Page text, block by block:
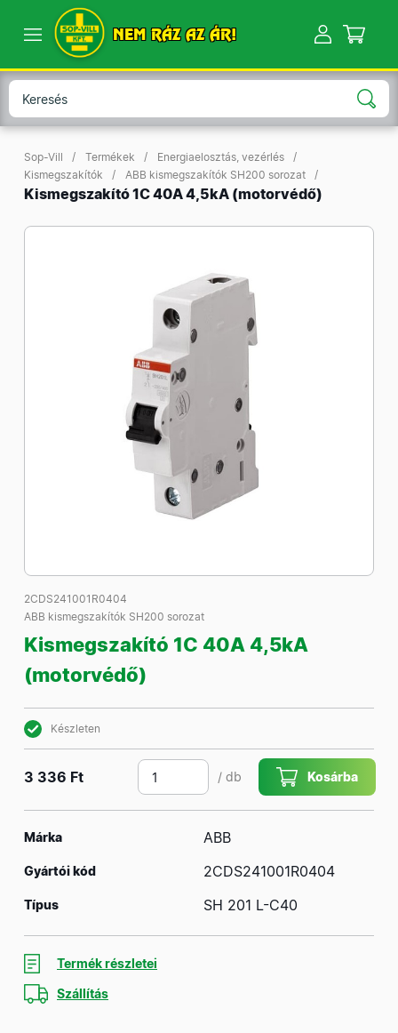
NEM RÁZ AZ ÁR!
Sop-Vill Termékek
Energiaelosztás, vezérlés
Kismegszakítók
ABB kismegszakítók SH200 sorozat
Kismegszakító 1C 40A 4,5kA (motorvédő)
2CDS241001R0404
ABB kismegszakítók SH200 sorozat
Kismegszakító 1C 40A 4,5kA
(motorvédő)
Készleten
3 336 Ft / db Kosárba
Márka ABB
Gyártói kód 2CDS241001R0404
Típus SH 201 L-C40
Termék részletei
Szállítás